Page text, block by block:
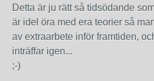
Detta är ju rätt så tidsödande
är idel öra med era teorier så
av extraarbete inför framtiden,
inträffar igen...
;-)